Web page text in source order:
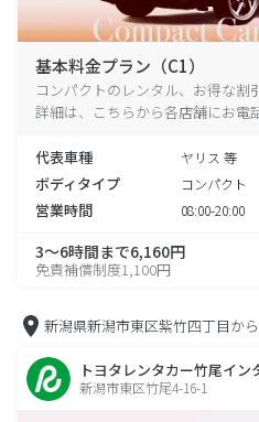
基本料金プラン（C1）
コンパクトのレンタル、お得な割
詳細は、こちらから各店舗にお電
代表車種 ヤリス 等
ボディタイプ コンパクト
営業時間 08:00-20:00
3～6時間まで6,160円
免責補償制度1,100円
新潟県新潟市東区紫竹四丁目から
トヨタレンタカー竹尾イン
新潟市東区竹尾4-16-1